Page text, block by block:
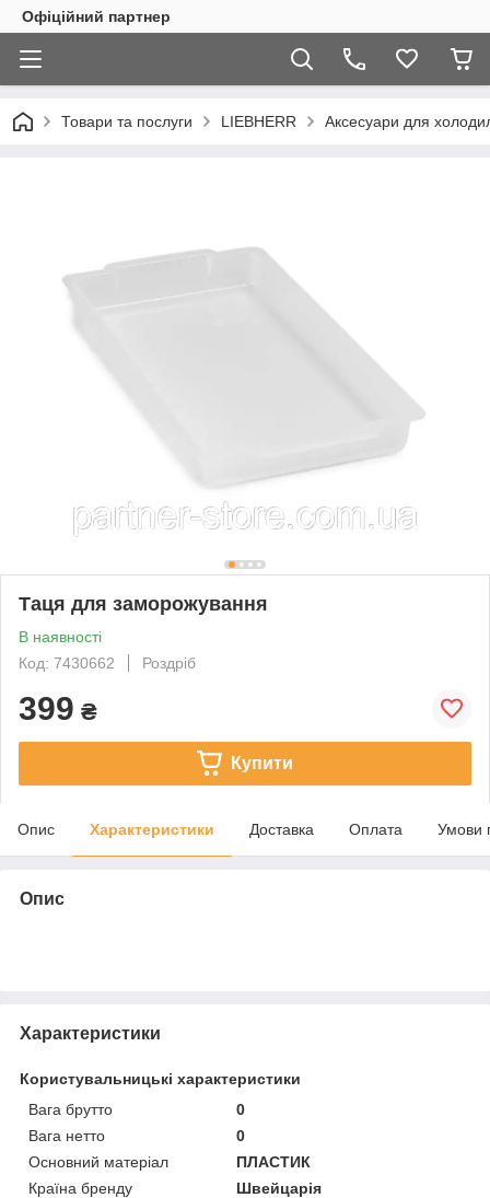
Офіційний партнер
Товари та послуги LIEBHERR Аксесуари для
Таця для заморожування
В наявності
Код: 7430662
Роздріб
399 ₴
Купити
Опис Характеристики Доставка Оплата Умови
Опис
Характеристики
Користувальницькі характеристики
Вага брутто
0
Вага нетто
0
Основний матеріал
ПЛАСТИК
Країна бренду
Швейцарія